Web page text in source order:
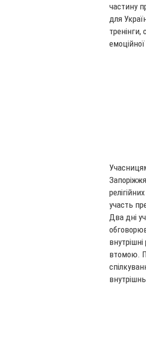
частину
для
тренінги,
участь
Два дні
втомою.